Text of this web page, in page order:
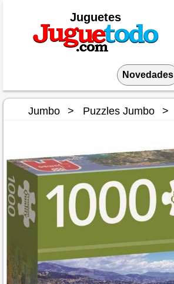
Juguetes
Novedades
Jumbo Puzzles Jumbo